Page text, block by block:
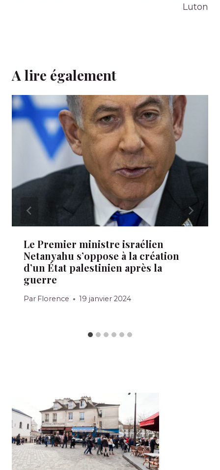
Luton
A lire également
Le Premier ministre israélien
Netanyahu s’oppose à la création
d’un État palestinien après la
guerre
Par Florence 19 janvier 2024